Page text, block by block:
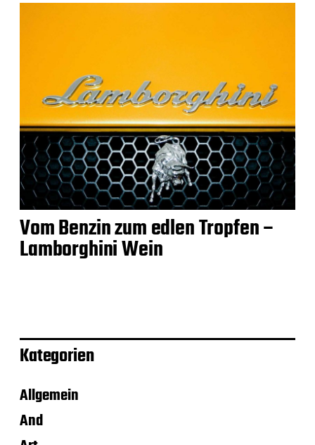
Vom Benzin zum edlen Tropfen –
Lamborghini Wein
Kategorien
Allgemein
And